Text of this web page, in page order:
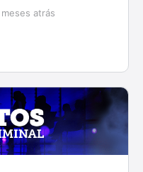
atrás